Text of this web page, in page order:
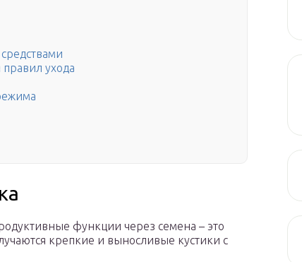
ухода
функции через семена – это
крепкие и выносливые кустики с